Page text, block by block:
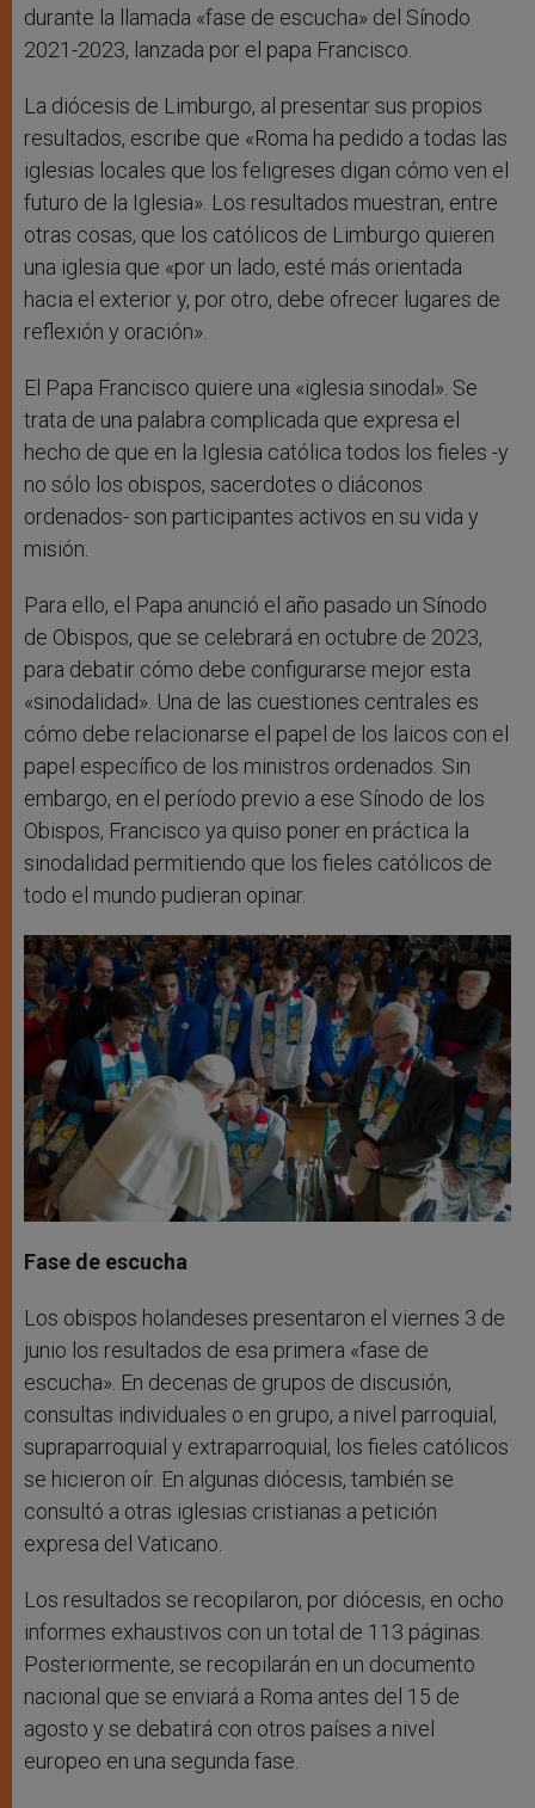
durante la llamada «fase de escucha» del Sínodo
2021-2023, lanzada por el papa Francisco.
La diócesis de Limburgo, al presentar sus propios
resultados, escribe que «Roma ha pedido a todas las
iglesias locales que los feligreses digan cómo ven el
futuro de la Iglesia». Los resultados muestran, entre
otras cosas, que los católicos de Limburgo quieren
una iglesia que «por un lado, esté más orientada
hacia el exterior y, por otro, debe ofrecer lugares de
reflexión y oración».
El Papa Francisco quiere una «iglesia sinodal». Se
trata de una palabra complicada que expresa el
hecho de que en la Iglesia católica todos los fieles -y
no sólo los obispos, sacerdotes o diáconos
ordenados- son participantes activos en su vida y
misión.
Para ello, el Papa anunció el año pasado un Sínodo
de Obispos, que se celebrará en octubre de 2023,
para debatir cómo debe configurarse mejor esta
«sinodalidad». Una de las cuestiones centrales es
cómo debe relacionarse el papel de los laicos con el
papel específico de los ministros ordenados. Sin
embargo, en el período previo a ese Sínodo de los
Obispos, Francisco ya quiso poner en práctica la
sinodalidad permitiendo que los fieles católicos de
todo el mundo pudieran opinar.
Fase de escucha
Los obispos holandeses presentaron el viernes 3 de
junio los resultados de esa primera «fase de
escucha». En decenas de grupos de discusión,
consultas individuales o en grupo, a nivel parroquial,
supraparroquial y extraparroquial, los fieles católicos
se hicieron oír. En algunas diócesis, también se
consultó a otras iglesias cristianas a petición
expresa del Vaticano.
Los resultados se recopilaron, por diócesis, en ocho
informes exhaustivos con un total de 113 páginas.
Posteriormente, se recopilarán en un documento
nacional que se enviará a Roma antes del 15 de
agosto y se debatirá con otros países a nivel
europeo en una segunda fase.